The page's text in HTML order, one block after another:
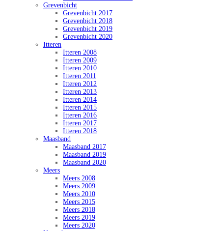
Grevenbicht
Grevenbicht 2017
Grevenbicht 2018
Grevenbicht 2019
Grevenbicht 2020
Itteren
Itteren 2008
Itteren 2009
Itteren 2010
Itteren 2011
Itteren 2012
Itteren 2013
Itteren 2014
Itteren 2015
Itteren 2016
Itteren 2017
Itteren 2018
Maasband
Maasband 2017
Maasband 2019
Maasband 2020
Meers
Meers 2008
Meers 2009
Meers 2010
Meers 2015
Meers 2018
Meers 2019
Meers 2020